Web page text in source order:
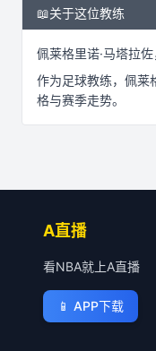
📖关于这位教练
佩莱格里诺·马塔拉佐
作为足球教练， 佩莱
格与赛季走势。
A直播
看NBA就上A直播
📱 APP下载